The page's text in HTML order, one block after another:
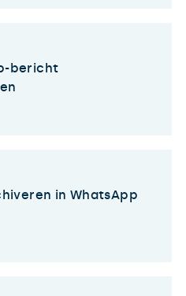
bericht
in WhatsApp